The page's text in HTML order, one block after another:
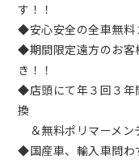
す！！
◆安心安全の全車無料
◆期間限定遠方のお客
き！！
◆店頭にて年３回３年
換
＆無料ポリマーメン
◆国産車、輸入車問わ